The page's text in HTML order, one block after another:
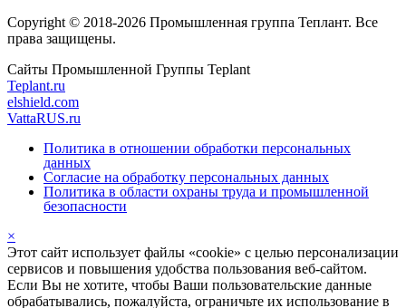
Copyright © 2018-2026 Промышленная группа Теплант. Все
права защищены.
Сайты Промышленной Группы Teplant
Teplant.ru
elshield.com
VattaRUS.ru
Политика в отношении обработки персональных
данных
Согласие на обработку персональных данных
Политика в области охраны труда и промышленной
безопасности
×
Этот сайт использует файлы «cookie» с целью персонализации
сервисов и повышения удобства пользования веб-сайтом.
Если Вы не хотите, чтобы Ваши пользовательские данные
обрабатывались, пожалуйста, ограничьте их использование в